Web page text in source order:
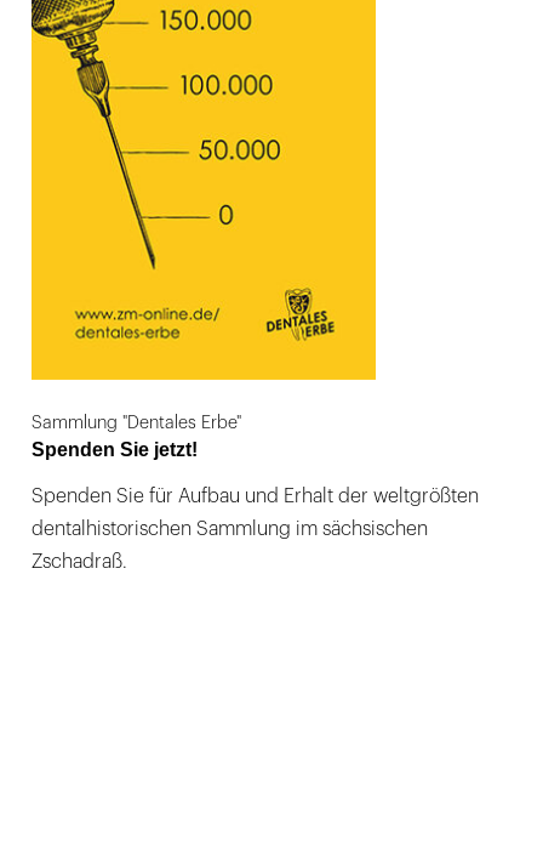
Sammlung "Dentales Erbe"
Spenden Sie jetzt!
Spenden Sie für Aufbau und Erhalt der weltgrößten
dentalhistorischen Sammlung im sächsischen
Zschadraß.